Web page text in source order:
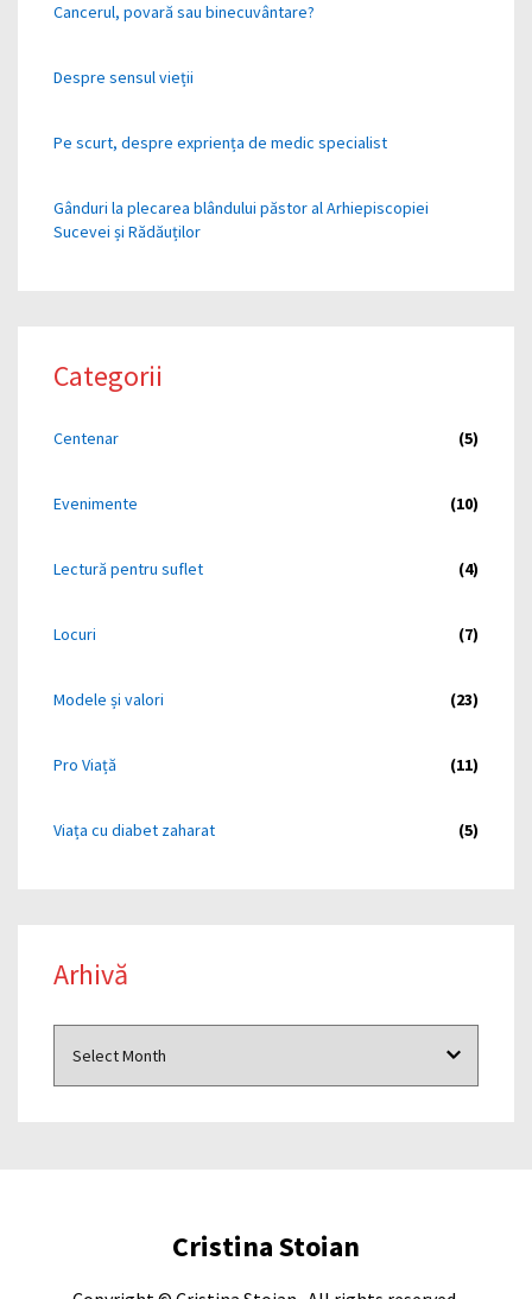
Cancerul, povară sau binecuvântare?
Despre sensul vieții
Pe scurt, despre expriența de medic specialist
Gânduri la plecarea blândului păstor al Arhiepiscopiei
Sucevei și Rădăuților
Categorii
Centenar (5)
Evenimente (10)
Lectură pentru suflet (4)
Locuri (7)
Modele și valori (23)
Pro Viață (11)
Viața cu diabet zaharat (5)
Arhivă
Cristina Stoian